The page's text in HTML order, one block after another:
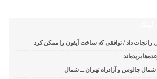
را نجات داد / توافقی که ساخت آیفون را ممکن کرد
بریده‌اند
چالوس و آزادراه تهران ــ شمال